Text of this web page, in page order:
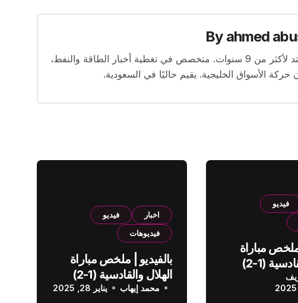
By ahmed
محرر متخصص في الصحافة الاقتصادية بخبرة تمتد لأكثر من 9 سنوات. متخصص في تغطية أخبار الطاقة والنفط،
حركة الأسواق الخليجية. يقيم حاليًا في السعودية.
فيديو
ملخص مباراة
الهلال والقادسية (1-2)
اخبار
فيديو
فيديوهات
بالفيديو | ملخص مباراة
الهلال والقادسية (1-2)
الدوري السعودي
محمد إيهاب يناير 28, 2025